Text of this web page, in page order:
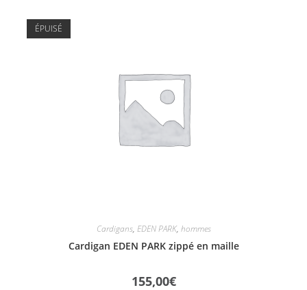
ÉPUISÉ
Cardigans, EDEN PARK, hommes
Cardigan EDEN PARK zippé en maille
155,00€